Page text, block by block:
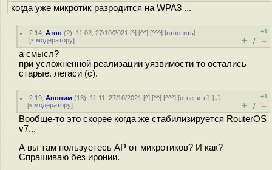
когда уже микротик разродится на WPA3 ...
2.14 ,Атон (?), 11:02, 27/10/2021 [^] [^^] [^^^] [ответить]
[к модератору]
+1
+ / –
а смысл?
при усложненной реализации уязвимости то остались
старые. легаси (с).
2.19 ,Аноним (13), 11:11, 27/10/2021 [^] [^^] [^^^] [ответить][↓]
[к модератору]
+1
+ / –
Вообще-то это скорее когда же стабилизируется RouterOS
v7...
А вы там пользуетесь AP от микротиков? И как?
Спрашиваю без иронии.